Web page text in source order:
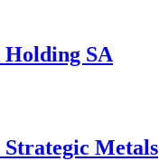
SA
Metals